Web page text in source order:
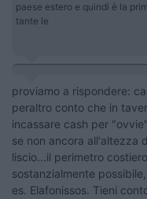
paese estero e quindi è la
tante le
proviamo a rispondere:
peraltro conto che in
incassare cash per
se non ancora all'altezza
liscio...il perimetro
sostanzialmente
es. Elafonissos. Tieni